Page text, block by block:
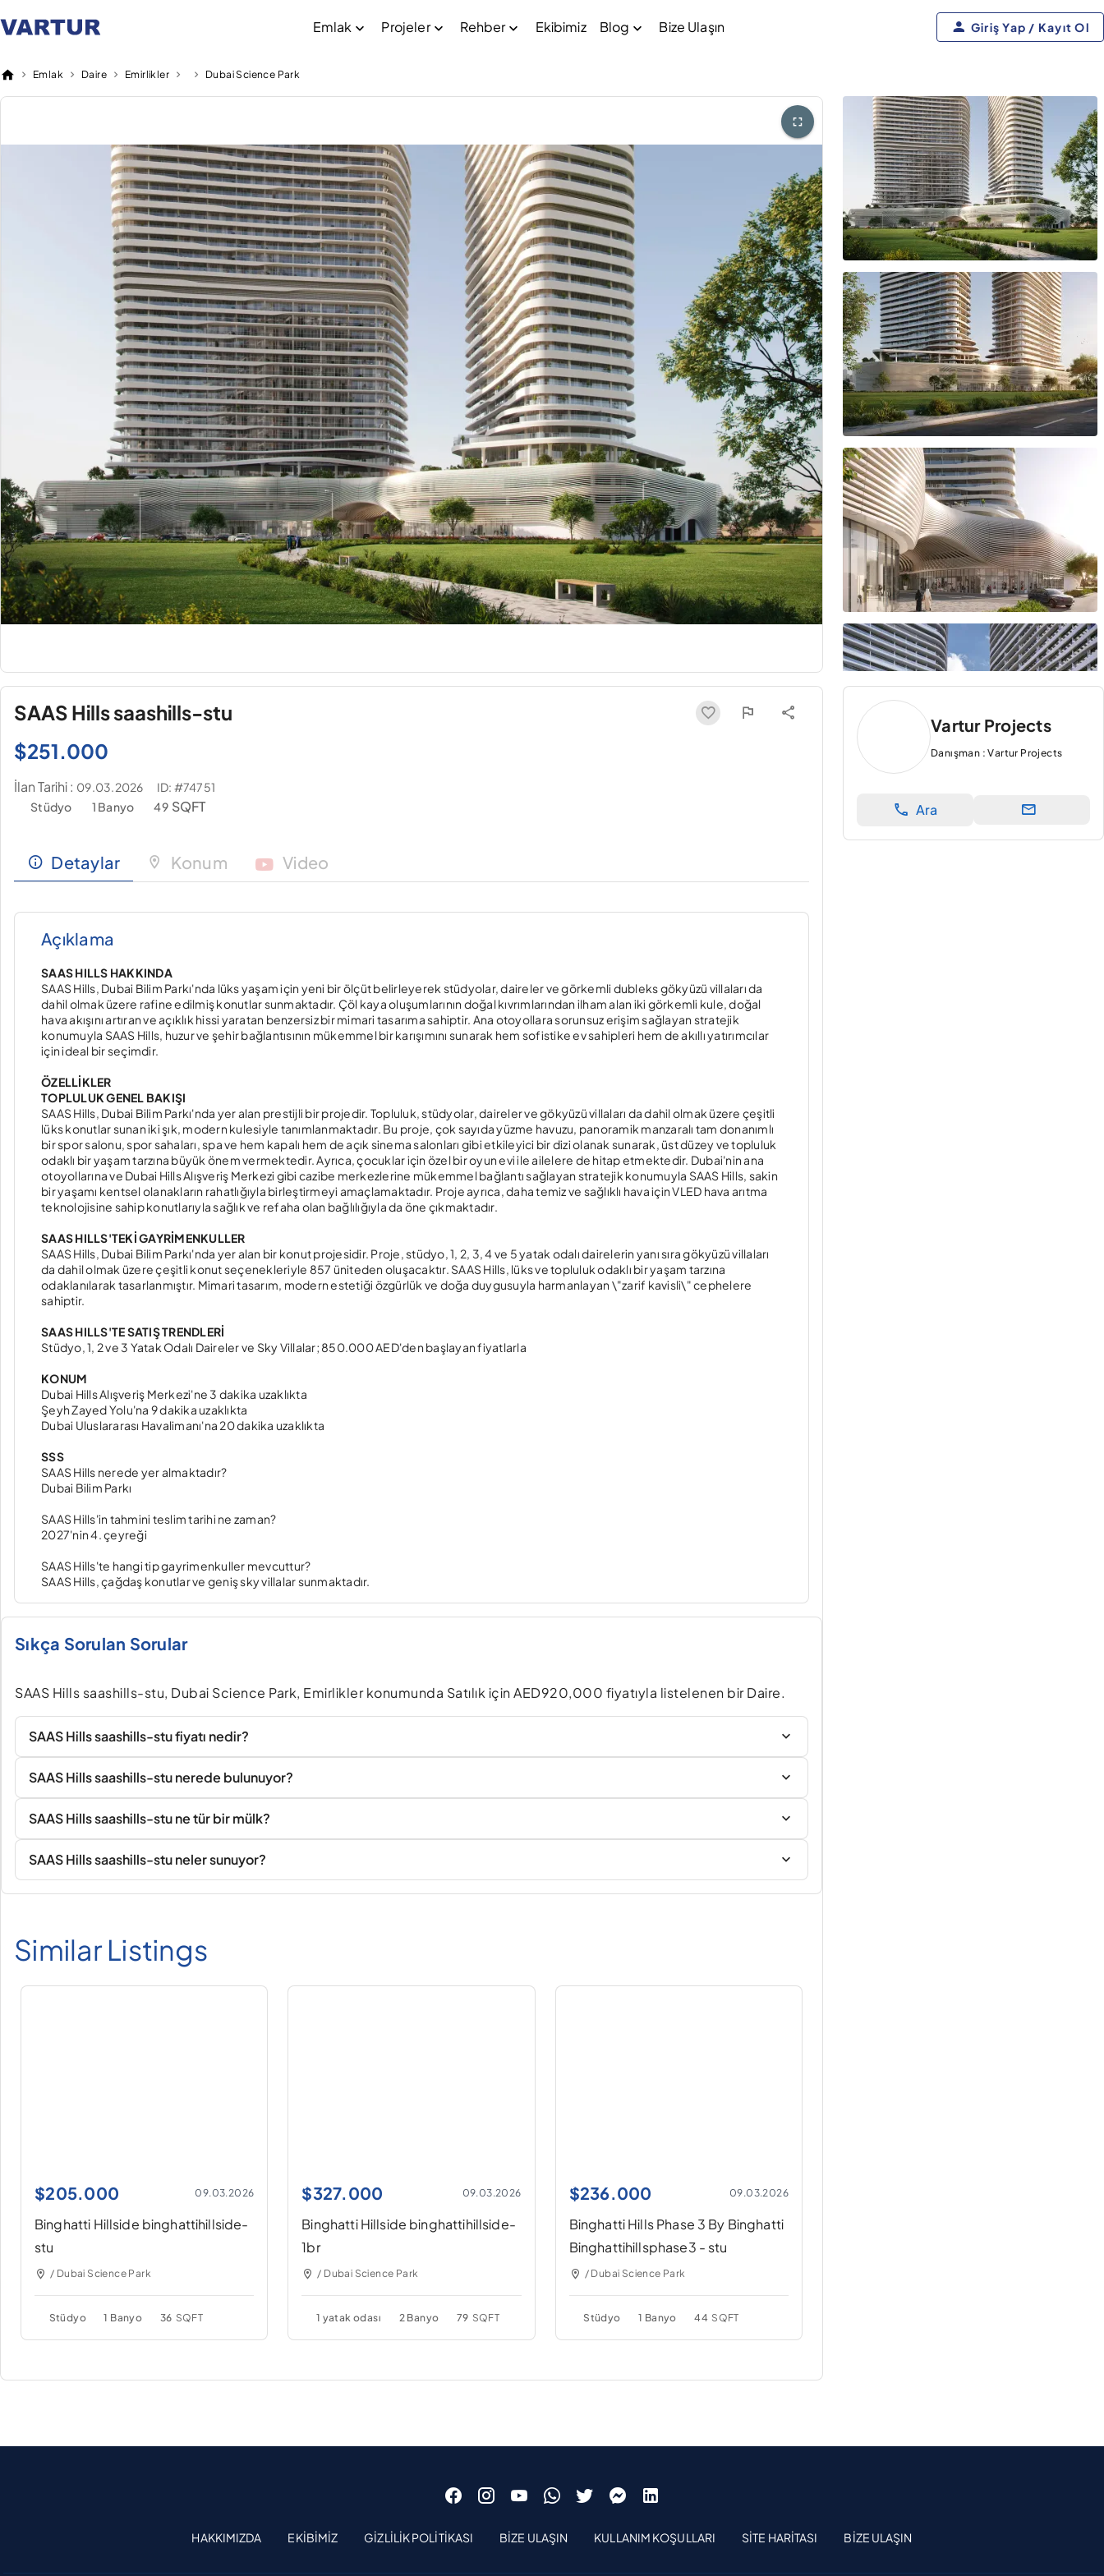
Emlak Projeler Rehber Ekibimiz Blog Bize Ulaşın Giriş Yap / Kayıt Ol
Emlak Daire Emirlikler Dubai Science Park
SAAS Hills saashills-stu
$251.000
İlan Tarihi : 09.03.2026
ID: #74751
Stüdyo
1 Banyo 49 SQFT
Detaylar Konum Video
Açıklama
SAAS HILLS HAKKINDA
SAAS Hills, Dubai Bilim Parkı'nda lüks yaşam için yeni bir ölçüt belirleyerek stüdyolar, daireler ve görkemli dubleks gökyüzü villaları da
dahil olmak üzere rafine edilmiş konutlar sunmaktadır. Çöl kaya oluşumlarının doğal kıvrımlarından ilham alan iki görkemli kule, doğal
hava akışını artıran ve açıklık hissi yaratan benzersiz bir mimari tasarıma sahiptir. Ana otoyollara sorunsuz erişim sağlayan stratejik
konumuyla SAAS Hills, huzur ve şehir bağlantısının mükemmel bir karışımını sunarak hem sofistike ev sahipleri hem de akıllı yatırımcılar
için ideal bir seçimdir.
ÖZELLİKLER
TOPLULUK GENEL BAKIŞI
SAAS Hills, Dubai Bilim Parkı'nda yer alan prestijli bir projedir. Topluluk, stüdyolar, daireler ve gökyüzü villaları da dahil olmak üzere çeşitli
lüks konutlar sunan iki şık, modern kulesiyle tanımlanmaktadır. Bu proje, çok sayıda yüzme havuzu, panoramik manzaralı tam donanımlı
bir spor salonu, spor sahaları, spa ve hem kapalı hem de açık sinema salonları gibi etkileyici bir dizi olanak sunarak, üst düzey ve topluluk
odaklı bir yaşam tarzına büyük önem vermektedir. Ayrıca, çocuklar için özel bir oyun evi ile ailelere de hitap etmektedir. Dubai'nin ana
otoyollarına ve Dubai Hills Alışveriş Merkezi gibi cazibe merkezlerine mükemmel bağlantı sağlayan stratejik konumuyla SAAS Hills, sakin
bir yaşamı kentsel olanakların rahatlığıyla birleştirmeyi amaçlamaktadır. Proje ayrıca, daha temiz ve sağlıklı hava için VLED hava arıtma
teknolojisine sahip konutlarıyla sağlık ve refaha olan bağlılığıyla da öne çıkmaktadır.
SAAS HILLS'TEKİ GAYRİMENKULLER
SAAS Hills, Dubai Bilim Parkı'nda yer alan bir konut projesidir. Proje, stüdyo, 1, 2, 3, 4 ve 5 yatak odalı dairelerin yanı sıra gökyüzü villaları
da dahil olmak üzere çeşitli konut seçenekleriyle 857 üniteden oluşacaktır. SAAS Hills, lüks ve topluluk odaklı bir yaşam tarzına
odaklanılarak tasarlanmıştır. Mimari tasarım, modern estetiği özgürlük ve doğa duygusuyla harmanlayan \"zarif kavisli\" cephelere
sahiptir.
SAAS HILLS'TE SATIŞ TRENDLERİ
Stüdyo, 1, 2 ve 3 Yatak Odalı Daireler ve Sky Villalar; 850.000 AED'den başlayan fiyatlarla
KONUM
Dubai Hills Alışveriş Merkezi'ne 3 dakika uzaklıkta
Şeyh Zayed Yolu'na 9 dakika uzaklıkta
Dubai Uluslararası Havalimanı'na 20 dakika uzaklıkta
SSS
SAAS Hills nerede yer almaktadır?
Dubai Bilim Parkı
SAAS Hills'in tahmini teslim tarihi ne zaman?
2027'nin 4. çeyreği
SAAS Hills'te hangi tip gayrimenkuller mevcuttur?
SAAS Hills, çağdaş konutlar ve geniş sky villalar sunmaktadır.
Sıkça Sorulan Sorular
SAAS Hills saashills-stu, Dubai Science Park, Emirlikler konumunda Satılık için AED920,000 fiyatıyla listelenen bir Daire.
SAAS Hills saashills-stu fiyatı nedir?
SAAS Hills saashills-stu nerede bulunuyor?
SAAS Hills saashills-stu ne tür bir mülk?
SAAS Hills saashills-stu neler sunuyor?
Similar Listings
$205.000 09.03.2026
Binghatti Hillside binghattihillside-
stu
/ Dubai Science Park
Stüdyo 1 Banyo 36 SQFT
$327.000 09.03.2026
Binghatti Hillside binghattihillside-
1br
/ Dubai Science Park
1 yatak odası 2 Banyo 79 SQFT
$236.000 09.03.2026
Binghatti Hills Phase 3 By Binghatti
Binghattihillsphase3 - stu
/ Dubai Science Park
Stüdyo 1 Banyo 44 SQFT
Vartur Projects
Danışman : Vartur Projects
Ara
HAKKIMIZDA EKIBIMIZ GIZLILIK POLITIKASI BIZE ULAŞIN KULLANIM KOŞULLARI SITE HARITASI BIZE ULAŞIN